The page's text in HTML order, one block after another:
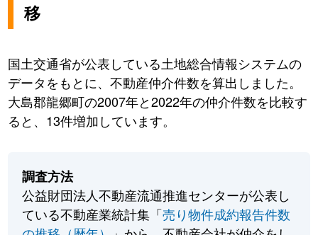
移
国土交通省が公表している土地総合情報システムの
データをもとに、不動産仲介件数を算出しました。
大島郡龍郷町の2007年と2022年の仲介件数を比較す
ると、13件増加しています。
調査方法
公益財団法人不動産流通推進センターが公表し
ている不動産業統計集「売り物件成約報告件数